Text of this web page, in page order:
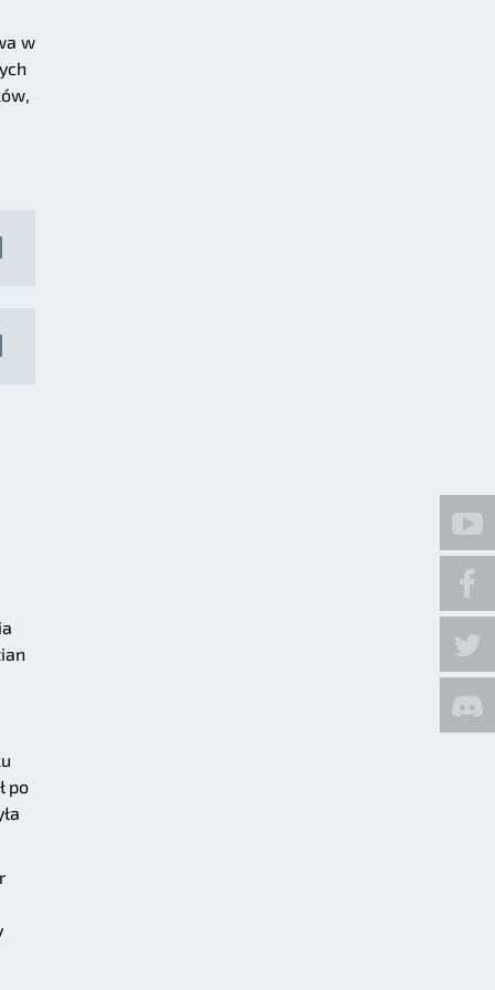
w
po